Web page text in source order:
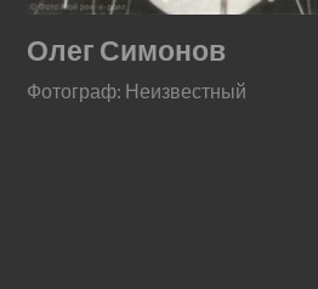
Олег Симонов
Фотограф: Неизвестный